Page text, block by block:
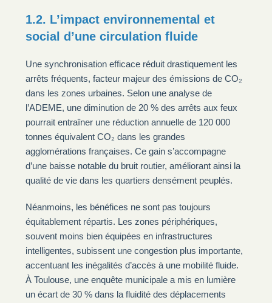
1.2. L’impact environnemental et
social d’une circulation fluide
Une synchronisation efficace réduit drastiquement les
arrêts fréquents, facteur majeur des émissions de CO₂
dans les zones urbaines. Selon une analyse de
l’ADEME, une diminution de 20 % des arrêts aux feux
pourrait entraîner une réduction annuelle de 120 000
tonnes équivalent CO₂ dans les grandes
agglomérations françaises. Ce gain s’accompagne
d’une baisse notable du bruit routier, améliorant ainsi la
qualité de vie dans les quartiers densément peuplés.
Néanmoins, les bénéfices ne sont pas toujours
équitablement répartis. Les zones périphériques,
souvent moins bien équipées en infrastructures
intelligentes, subissent une congestion plus importante,
accentuant les inégalités d’accès à une mobilité fluide.
À Toulouse, une enquête municipale a mis en lumière
un écart de 30 % dans la fluidité des déplacements